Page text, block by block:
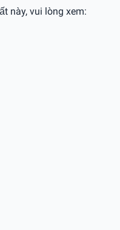
này, vui lòng xem: